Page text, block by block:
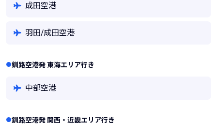
成田空港
羽田/成田空港
釧路空港発 東海エリア行き
中部空港
釧路空港発 関西・近畿エリア行き